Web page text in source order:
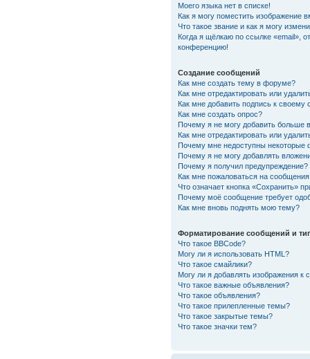
Моего языка нет в списке!
Как я могу поместить изображение
Что такое звание и как я могу
Когда я щёлкаю по ссылке «email»,
конференцию!
Создание сообщений
Как мне создать тему в форуме?
Как мне отредактировать или
Как мне добавить подпись к своему
Как мне создать опрос?
Почему я не могу добавить больше
Как мне отредактировать или
Почему мне недоступны некоторые
Почему я не могу добавлять
Почему я получил предупреждение?
Как мне пожаловаться на
Что означает кнопка «Сохранить»
Почему моё сообщение требует
Как мне вновь поднять мою тему?
Форматирование сообщений и
Что такое BBCode?
Могу ли я использовать HTML?
Что такое смайлики?
Могу ли я добавлять изображения к
Что такое важные объявления?
Что такое объявления?
Что такое прилепленные темы?
Что такое закрытые темы?
Что такое значки тем?